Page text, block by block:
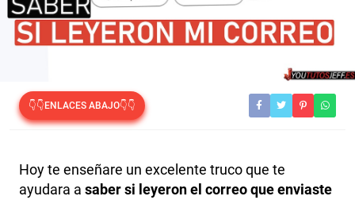
👇👇ENLACES ABAJO👇👇
Hoy te enseñare un excelente truco que te
ayudara a saber si leyeron el correo que enviaste